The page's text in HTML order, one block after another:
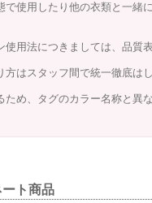
で使用したり他の衣類と一緒
用法につきましては、品質
はスタッフ間で統一徹底は
め、タグのカラー名称と異
ト商品